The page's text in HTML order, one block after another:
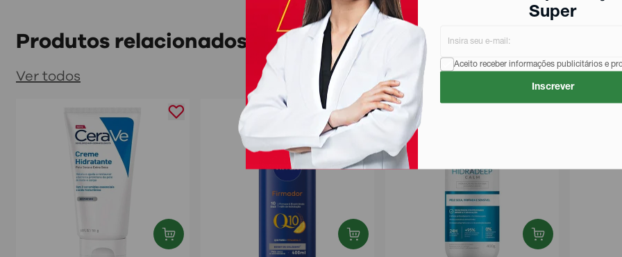
Super
Aceito receber informações publicitários e
Inscrever
Produtos relacionados
Ver todos